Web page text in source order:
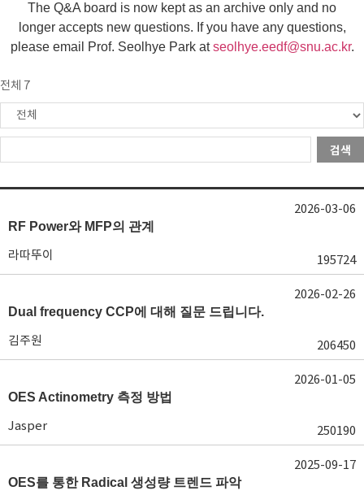
The Q&A board is now kept as an archive only and no
longer accepts new questions. If you have any questions,
please email Prof. Seolhye Park atseolhye.eedf@snu.ac.kr.
전체 7
검색
RF Power와 MFP의 관계
라따뚜이 195724
2026-03-06
Dual frequency CCP에 대해 질문 드립니다.
김주원 206450
2026-02-26
OES Actinometry 측정 방법
Jasper 250190
2026-01-05
OES를 통한 Radical 생성량 트렌드 파악
2025-09-17